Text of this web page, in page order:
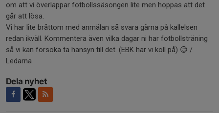
om att vi överlappar fotbollssäsongen lite men hoppas att det
går att lösa.
Vi har lite bråttom med anmälan så svara gärna på kallelsen
redan ikväll. Kommentera även vilka dagar ni har fotbollsträning
så vi kan försöka ta hänsyn till det. (EBK har vi koll på) 😊 /
Ledarna
Dela nyhet